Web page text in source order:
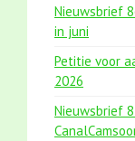
Nieuwsbrief
in juni
Petitie voor
2026
Nieuwsbrief